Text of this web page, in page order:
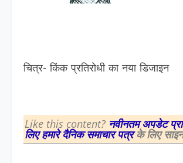
चित्र- किंक प्रतिरोधी का नया डिजाइन
Like this content? नवीनतम अपडेट
लिए हमारे दैनिक समाचार पत्रके लिए